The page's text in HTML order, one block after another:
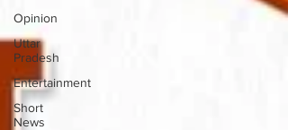
Opinion
Uttar
Pradesh
Entertainment
Short
News